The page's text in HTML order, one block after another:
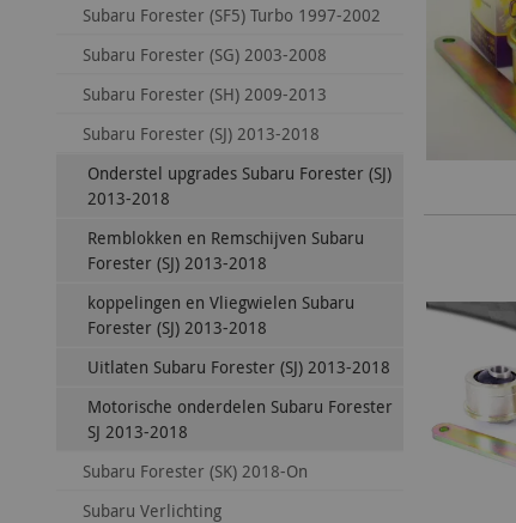
Subaru Forester (SF5) Turbo 1997-2002
Subaru Forester (SG) 2003-2008
Subaru Forester (SH) 2009-2013
Subaru Forester (SJ) 2013-2018
Onderstel upgrades Subaru Forester (SJ)
2013-2018
Remblokken en Remschijven Subaru
Forester (SJ) 2013-2018
koppelingen en Vliegwielen Subaru
Forester (SJ) 2013-2018
Uitlaten Subaru Forester (SJ) 2013-2018
Motorische onderdelen Subaru Forester
SJ 2013-2018
Subaru Forester (SK) 2018-On
Subaru Verlichting